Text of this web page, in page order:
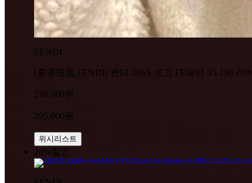
FENDI
[홍콩명품,FENDI] 펜디 26SS 로고 FF패턴 35-190 리
236,000원
295,000원
위시리스트
20%할인